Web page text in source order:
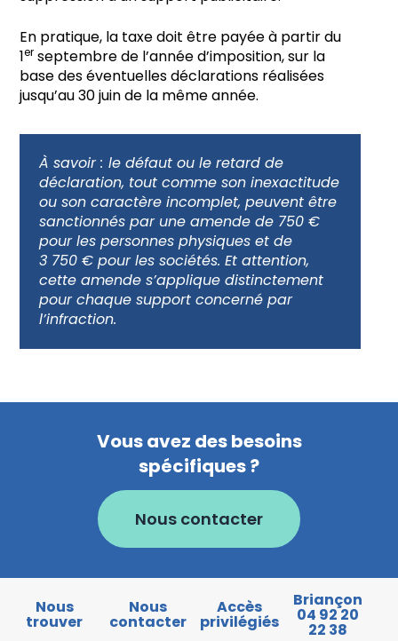
En pratique, la taxe doit être payée à partir du
1er septembre de l’année d’imposition, sur la
base des éventuelles déclarations réalisées
jusqu’au 30 juin de la même année.
À savoir : le défaut ou le retard de
déclaration, tout comme son inexactitude
ou son caractère incomplet, peuvent être
sanctionnés par une amende de 750 €
pour les personnes physiques et de
3 750 € pour les sociétés. Et attention,
cette amende s’applique distinctement
pour chaque support concerné par
l’infraction.
Vous avez des besoins
spécifiques ?
Nous contacter
Nous
trouver
Nous
contacter
Accès
privilégiés
Briançon
04 92 20
22 38